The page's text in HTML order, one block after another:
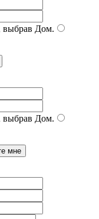
выбрав Дом.
выбрав Дом.